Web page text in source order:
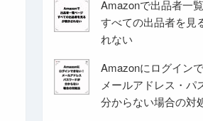
Amazonで出品者一
すべての出品者を見
れない
Amazonにログイン
メールアドレス・パ
分からない場合の対